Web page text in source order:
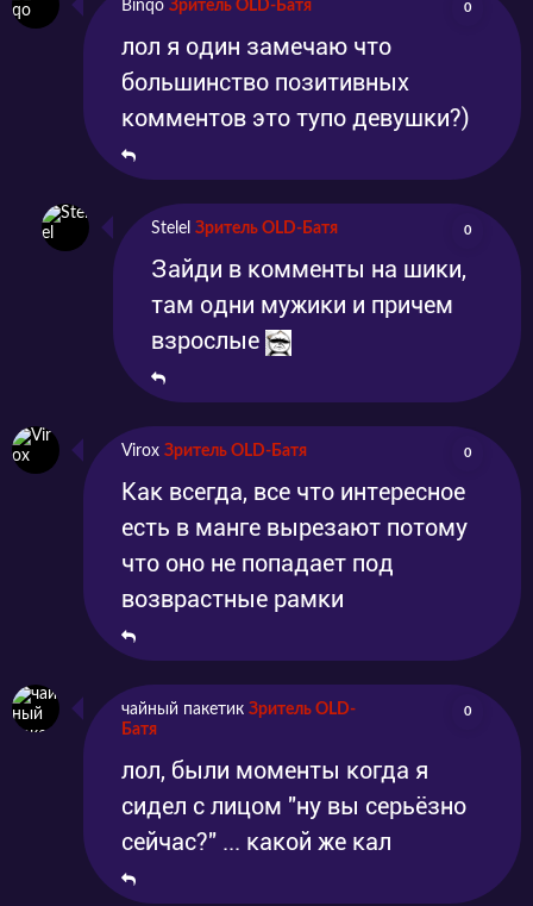
Binqo Зритель OLD-Батя 0
лол я один замечаю что
большинство позитивных
комментов это тупо девушки?)
Stelel Зритель OLD-Батя 0
Зайди в комменты на шики,
там одни мужики и причем
взрослые
Virox Зритель OLD-Батя 0
Как всегда, все что интересное
есть в манге вырезают потому
что оно не попадает под
возврастные рамки
чайный пакетик Зритель OLD-
Батя
0
лол, были моменты когда я
сидел с лицом "ну вы серьёзно
сейчас?" ... какой же кал